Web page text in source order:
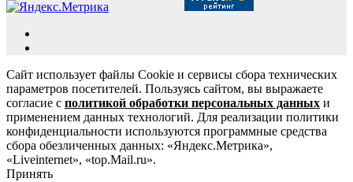
Сайт использует файлы Cookie и сервисы сбора технических
параметров посетителей. Пользуясь сайтом, вы выражаете
согласие с политикой обработки персональных данных и
применением данных технологий. Для реализации политики
конфиденциальности используются программные средства
сбора обезличенных данных: «Яндекс.Метрика»,
«Liveinternet», «top.Mail.ru».
Принять